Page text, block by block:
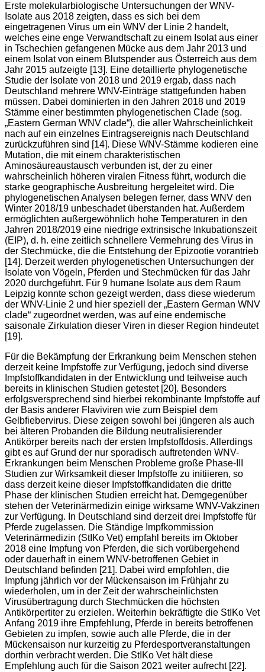
Erste molekularbiologische Untersuchungen der WNV-
Isolate aus 2018 zeigten, dass es sich bei dem
eingetragenen Virus um ein WNV der Linie 2 handelt,
welches eine enge Verwandtschaft zu einem Isolat aus einer
in Tschechien gefangenen Mücke aus dem Jahr 2013 und
einem Isolat von einem Blutspender aus Österreich aus dem
Jahr 2015 aufzeigte [13]. Eine detaillierte phylogenetische
Studie der Isolate von 2018 und 2019 ergab, dass nach
Deutschland mehrere WNV-Einträge stattgefunden haben
müssen. Dabei dominierten in den Jahren 2018 und 2019
Stämme einer bestimmten phylogenetischen Clade (sog.
„Eastern German WNV clade“), die aller Wahrscheinlichkeit
nach auf ein einzelnes Eintragsereignis nach Deutschland
zurückzuführen sind [14]. Diese WNV-Stämme kodieren eine
Mutation, die mit einem charakteristischen
Aminosäureaustausch verbunden ist, der zu einer
wahrscheinlich höheren viralen Fitness führt, wodurch die
starke geographische Ausbreitung hergeleitet wird. Die
phylogenetischen Analysen belegen ferner, dass WNV den
Winter 2018/19 unbeschadet überstanden hat. Außerdem
ermöglichten außergewöhnlich hohe Temperaturen in den
Jahren 2018/2019 eine niedrige extrinsische Inkubationszeit
(EIP), d. h. eine zeitlich schnellere Vermehrung des Virus in
der Stechmücke, die die Entstehung der Epizootie vorantrieb
[14]. Derzeit werden phylogenetischen Untersuchungen der
Isolate von Vögeln, Pferden und Stechmücken für das Jahr
2020 durchgeführt. Für 9 humane Isolate aus dem Raum
Leipzig konnte schon gezeigt werden, dass diese wiederum
der WNV-Linie 2 und hier speziell der „Eastern German WNV
clade“ zugeordnet werden, was auf eine endemische
saisonale Zirkulation dieser Viren in dieser Region hindeutet
[19].
Für die Bekämpfung der Erkrankung beim Menschen stehen
derzeit keine Impfstoffe zur Verfügung, jedoch sind diverse
Impfstoffkandidaten in der Entwicklung und teilweise auch
bereits in klinischen Studien getestet [20]. Besonders
erfolgsversprechend sind hierbei rekombinante Impfstoffe auf
der Basis anderer Flaviviren wie zum Beispiel dem
Gelbfiebervirus. Diese zeigen sowohl bei jüngeren als auch
bei älteren Probanden die Bildung neutralisierender
Antikörper bereits nach der ersten Impfstoffdosis. Allerdings
gibt es auf Grund der nur sporadisch auftretenden WNV-
Erkrankungen beim Menschen Probleme große Phase-III
Studien zur Wirksamkeit dieser Impfstoffe zu initiieren, so
dass derzeit keine dieser Impfstoffkandidaten die dritte
Phase der klinischen Studien erreicht hat. Demgegenüber
stehen der Veterinärmedizin einige wirksame WNV-Vakzinen
zur Verfügung. In Deutschland sind derzeit drei Impfstoffe für
Pferde zugelassen. Die Ständige Impfkommission
Veterinärmedizin (StIKo Vet) empfahl bereits im Oktober
2018 eine Impfung von Pferden, die sich vorübergehend
oder dauerhaft in einem WNV-betroffenen Gebiet in
Deutschland befinden [21]. Dabei wird empfohlen, die
Impfung jährlich vor der Mückensaison im Frühjahr zu
wiederholen, um in der Zeit der wahrscheinlichsten
Virusübertragung durch Stechmücken die höchsten
Antikörpertiter zu erzielen. Weiterhin bekräftigte die StIKo Vet
Anfang 2019 ihre Empfehlung, Pferde in bereits betroffenen
Gebieten zu impfen, sowie auch alle Pferde, die in der
Mückensaison nur kurzeitig zu Pferdesportveranstaltungen
dorthin verbracht werden. Die StIKo Vet hält diese
Empfehlung auch für die Saison 2021 weiter aufrecht [22].